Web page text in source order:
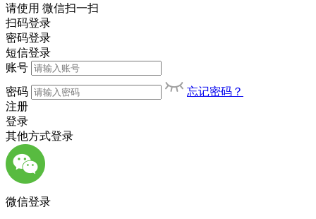
请使用 微信扫一扫
扫码登录
密码登录
短信登录
账号
密码
忘记密码？
注册
登录
其他方式登录
微信登录